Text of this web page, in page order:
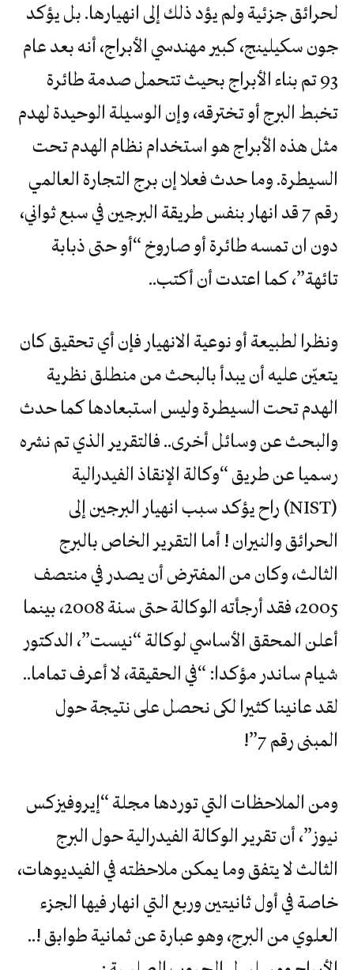
لحرائق جزئية ولم يؤد ذلك إلى انهيارها. بل يؤكد
جون سكيلينج، كبير مهندسي الأبراج، أنه بعد عام
93 تم بناء الأبراج بحيث تتحمل صدمة طائرة
تخبط البرج أو تخترقه، وإن الوسيلة الوحيدة لهدم
مثل هذه الأبراج هو استخدام نظام الهدم تحت
السيطرة. وما حدث فعلا إن برج التجارة العالمي
رقم 7 قد انهار بنفس طريقة البرجين في سبع ثواني،
دون ان تمسه طائرة أو صاروخ “أو حتى ذبابة
تائهة”، كما اعتدت أن أكتب..
ونظرا لطبيعة أو نوعية الانهيار فإن أي تحقيق كان
يتعيّن عليه أن يبدأ بالبحث من منطلق نظرية
الهدم تحت السيطرة وليس استبعادها كما حدث
والبحث عن وسائل أخرى.. فالتقرير الذي تم نشره
رسميا عن طريق “وكالة الإنقاذ الفيدرالية
(NIST) راح يؤكد سبب انهيار البرجين إلى
الحرائق والنيران ! أما التقرير الخاص بالبرج
الثالث، وكان من المفترض أن يصدر في منتصف
2005، فقد أرجأته الوكالة حتى سنة 2008، بينما
أعلن المحقق الأساسي لوكالة “نيست”، الدكتور
شيام ساندر مؤكدا: “في الحقيقة، لا أعرف تماما..
لقد عانينا كثيرا لكى نحصل على نتيجة حول
المبنى رقم 7”!
ومن الملاحظات التي توردها مجلة “إيروفيزكس
نيوز”، أن تقرير الوكالة الفيدرالية حول البرج
الثالث لا يتفق وما يمكن ملاحظته في الفيديوهات،
خاصة في أول ثانيتين وربع التي انهار فيها الجزء
العلوي من البرج، وهو عبارة عن ثمانية طوابق !..